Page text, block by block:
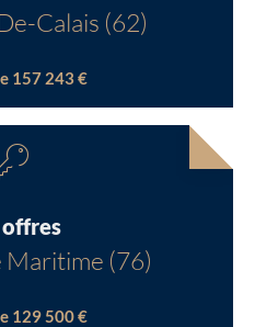
Calais (62)
157 243 €
Maritime (76)
129 500 €